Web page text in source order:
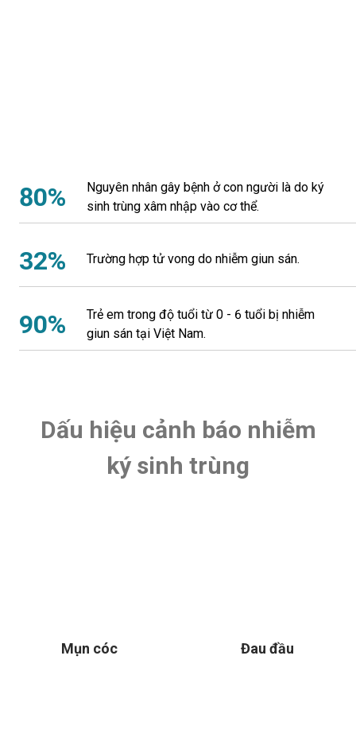
80%
Nguyên nhân gây bệnh ở con người là do ký
sinh trùng xâm nhập vào cơ thể.
32% Trường hợp tử vong do nhiễm giun sán.
90%
Trẻ em trong độ tuổi từ 0 - 6 tuổi bị nhiễm
giun sán tại Việt Nam.
Dấu hiệu cảnh báo nhiễm
ký sinh trùng
Mụn cóc Đau đầu